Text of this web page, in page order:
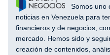
Somos uno
noticias en Venezuela para
financieros y de negocios,
mercado. Hemos sido y
creación de contenidos,